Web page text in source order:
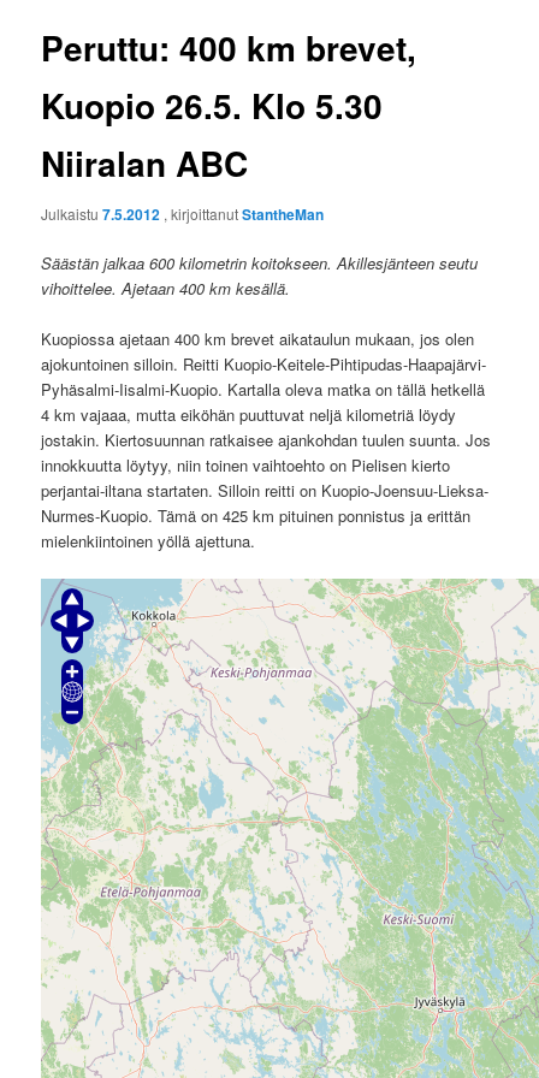
Peruttu: 400 km brevet,
Kuopio 26.5. Klo 5.30
Niiralan ABC
Julkaistu7.5.2012 , kirjoittanutStantheMan
Säästän jalkaa 600 kilometrin koitokseen. Akillesjänteen seutu
vihoittelee. Ajetaan 400 km kesällä.
Kuopiossa ajetaan 400 km brevet aikataulun mukaan, jos olen
ajokuntoinen silloin. Reitti Kuopio-Keitele-Pihtipudas-Haapajärvi-
Pyhäsalmi-Iisalmi-Kuopio. Kartalla oleva matka on tällä hetkellä
4 km vajaaa, mutta eiköhän puuttuvat neljä kilometriä löydy
jostakin. Kiertosuunnan ratkaisee ajankohdan tuulen suunta. Jos
innokkuutta löytyy, niin toinen vaihtoehto on Pielisen kierto
perjantai-iltana startaten. Silloin reitti on Kuopio-Joensuu-Lieksa-
Nurmes-Kuopio. Tämä on 425 km pituinen ponnistus ja erittän
mielenkiintoinen yöllä ajettuna.